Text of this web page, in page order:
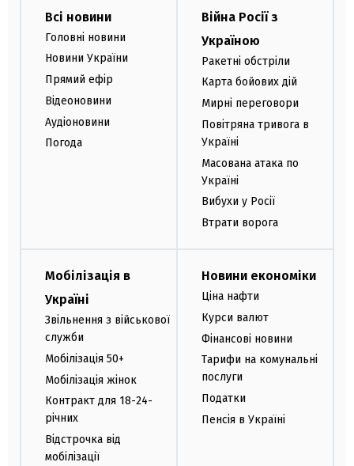
Всі новини
Головні новини
Новини України
Прямий ефір
Відеоновини
Аудіоновини
Погода
Війна Росії з
Україною
Ракетні обстріли
Карта бойових дій
Мирні переговори
Повітряна тривога в
Україні
Масована атака по
Україні
Вибухи у Росії
Втрати ворога
Мобілізація в
Україні
Звільнення з військової
служби
Мобілізація 50+
Мобілізація жінок
Контракт для 18-24-
річних
Відстрочка від
мобілізації
Новини економіки
Ціна нафти
Курси валют
Фінансові новини
Тарифи на комунальні
послуги
Податки
Пенсія в Україні